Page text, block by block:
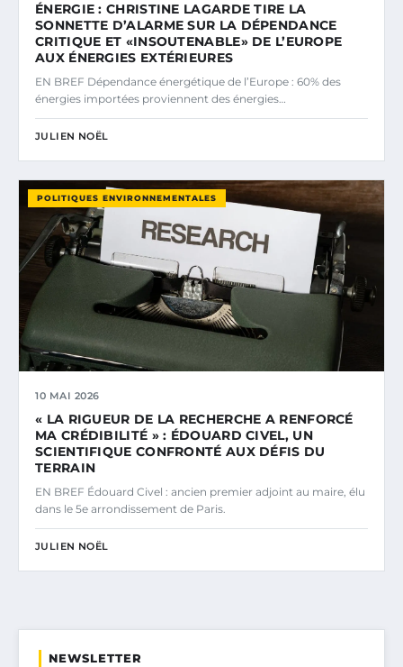
ÉNERGIE : CHRISTINE LAGARDE TIRE LA
SONNETTE D’ALARME SUR LA DÉPENDANCE
CRITIQUE ET «INSOUTENABLE» DE L’EUROPE
AUX ÉNERGIES EXTÉRIEURES
EN BREF Dépendance énergétique de l’Europe : 60% des
énergies importées proviennent des énergies…
JULIEN NOËL
POLITIQUES ENVIRONNEMENTALES
10 MAI 2026
« LA RIGUEUR DE LA RECHERCHE A RENFORCÉ
MA CRÉDIBILITÉ » : ÉDOUARD CIVEL, UN
SCIENTIFIQUE CONFRONTÉ AUX DÉFIS DU
TERRAIN
EN BREF Édouard Civel : ancien premier adjoint au maire, élu
dans le 5e arrondissement de Paris.
JULIEN NOËL
NEWSLETTER